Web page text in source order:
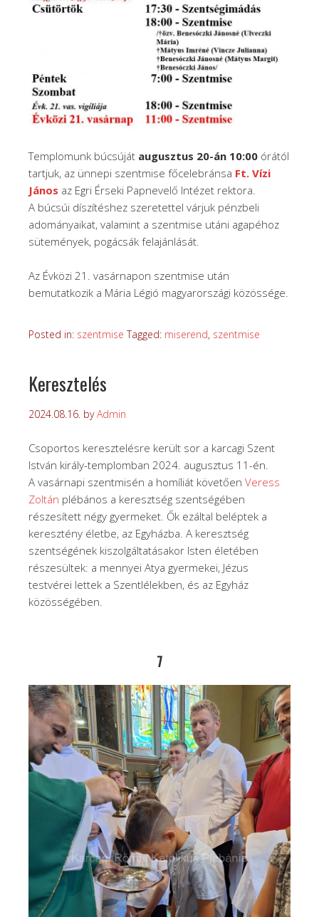
Templomunk búcsúját augusztus 20-án 10:00 órától
tartjuk, az ünnepi szentmise főcelebránsa Ft. Vízi
János az Egri Érseki Papnevelő Intézet rektora.
A búcsúi díszítéshez szeretettel várjuk pénzbeli
adományaikat, valamint a szentmise utáni agapéhoz
sütemények, pogácsák felajánlását.
Az Évközi 21. vasárnapon szentmise után
bemutatkozik a Mária Légió magyarországi közössége.
Posted in: szentmise Tagged: miserend, szentmise
Keresztelés
2024.08.16. byAdmin
Csoportos keresztelésre került sor a karcagi Szent
István király-templomban 2024. augusztus 11-én.
A vasárnapi szentmisén a homíliát követően Veress
Zoltán plébános a keresztség szentségében
részesített négy gyermeket. Ők ezáltal beléptek a
keresztény életbe, az Egyházba. A keresztség
szentségének kiszolgáltatásakor Isten életében
részesültek: a mennyei Atya gyermekei, Jézus
testvérei lettek a Szentlélekben, és az Egyház
közösségében.
7